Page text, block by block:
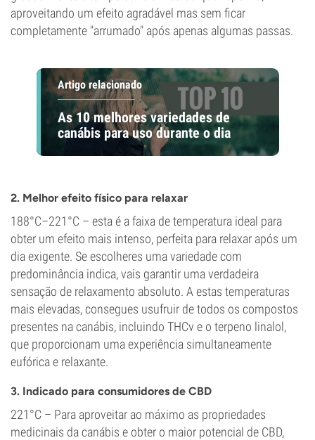
aproveitando um efeito agradável mas sem ficar
completamente "arrumado" após apenas algumas passas.
Artigo relacionado
As 10 melhores variedades de
canábis para uso durante o dia
2. Melhor efeito físico para relaxar
188°C–221°C – esta é a faixa de temperatura ideal para
obter um efeito mais intenso, perfeita para relaxar após um
dia exigente. Se escolheres uma variedade com
predominância indica, vais garantir uma verdadeira
sensação de relaxamento absoluto. A estas temperaturas
mais elevadas, consegues usufruir de todos os compostos
presentes na canábis, incluindo THCv e o terpeno linalol,
que proporcionam uma experiência simultaneamente
eufórica e relaxante.
3. Indicado para consumidores de CBD
221°C – Para aproveitar ao máximo as propriedades
medicinais da canábis e obter o maior potencial de CBD,